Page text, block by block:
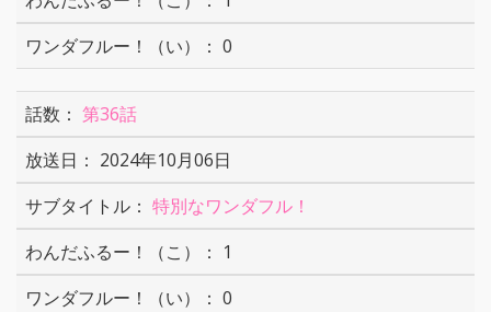
0
第36話
2024年10月06日
特別なワンダフル！
1
0